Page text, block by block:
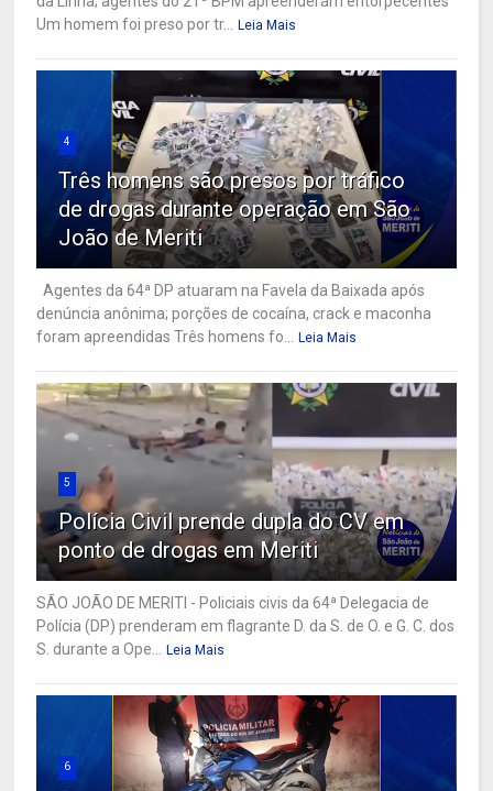
Um homem foi preso por tr... Leia Mais
4
Três homens são presos por tráfico
de drogas durante operação em São
João de Meriti
Agentes da 64ª DP atuaram na Favela da Baixada após
denúncia anônima; porções de cocaína, crack e maconha
foram apreendidas Três homens fo... Leia Mais
5
Polícia Civil prende dupla do CV em
ponto de drogas em Meriti
SÃO JOÃO DE MERITI - Policiais civis da 64ª Delegacia de
Polícia (DP) prenderam em flagrante D. da S. de O. e G. C. dos
S. durante a Ope... Leia Mais
6